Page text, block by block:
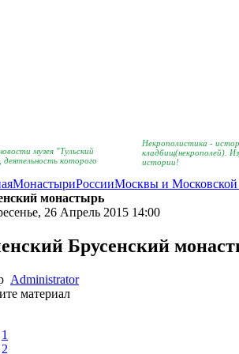
музея "Тульский
деятельность которого
Некрополистика -
кладбищ(некрополей).
истории!
МонастыриРоссииМосквы и Московской
монастырь
26 Апрель 2015 14:00
Брусенский
Administrator
материал
1
2